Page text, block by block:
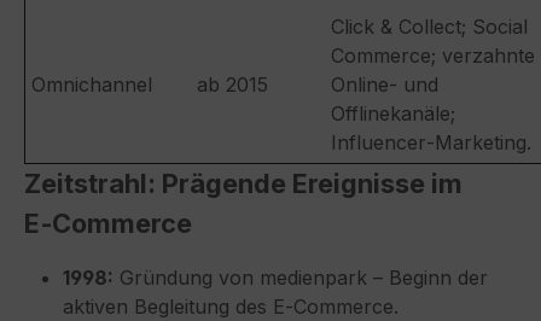
Omnichannel ab 2015
Click & Collect; Social
Commerce; verzahnte
Online‑ und
Offlinekanäle;
Influencer‑Marketing.
Zeitstrahl: Prägende Ereignisse im
E‑Commerce
1998: Gründung von medienpark – Beginn der
aktiven Begleitung des E‑Commerce.